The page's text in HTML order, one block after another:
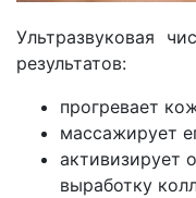
Ультразвуковая
результатов:
прогревает
массажирует
активизирует
выработку